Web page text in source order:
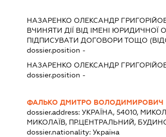
НАЗАРЕНКО ОЛЕКСАНДР
ВЧИНЯТИ ДІЇ ВІД ІМЕНІ ЮРИДИЧНОЇ
ПІДПИСУВАТИ ДОГОВОРИ ТОЩО
dossier.position -
НАЗАРЕНКО ОЛЕКСАНДР
dossier.position -
ФАЛЬКО ДМИТРО ВОЛОДИМИРОВИЧ
dossier.address:УКРАЇНА, 54010,
МИКОЛАЇВ, ПР.ЦЕНТРАЛЬНИЙ,
dossier.nationality:Україна